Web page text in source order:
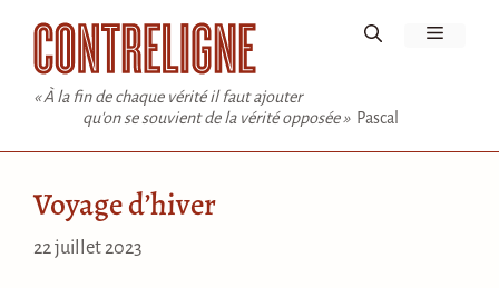
contenu
« À la fin de chaque vérité il faut ajouter
qu'on se souvient de la vérité opposée » Pascal
Menu
Voyage d’hiver
22 juillet 2023